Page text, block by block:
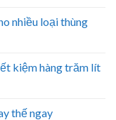
nhiều loại thùng
kiệm hàng trăm lít
thế ngay